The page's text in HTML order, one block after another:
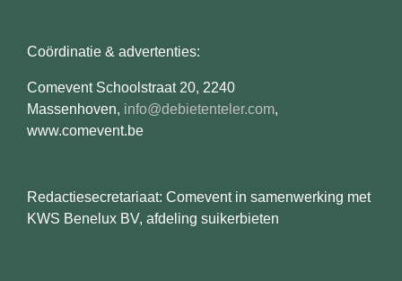
Coördinatie & advertenties:
Comevent Schoolstraat 20, 2240
Massenhoven, info@debietenteler.com,
www.comevent.be
Redactiesecretariaat: Comevent in samenwerking met
KWS Benelux BV, afdeling suikerbieten